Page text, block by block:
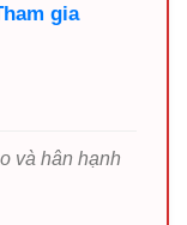
gia
và hân hạnh